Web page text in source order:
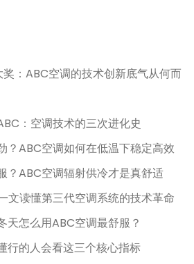
：ABC空调的技术创新底气从何而
：空调技术的三次进化史
？ABC空调如何在低温下稳定高效
？ABC空调辐射供冷才是真舒适
文读懂第三代空调系统的技术革命
天怎么用ABC空调最舒服？
行的人会看这三个核心指标